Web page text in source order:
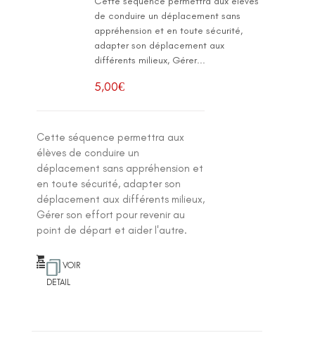
de conduire un déplacement sans
appréhension et en toute sécurité,
adapter son déplacement aux
différents milieux, Gérer...
5,00€
Cette séquence permettra aux
élèves de conduire un
déplacement sans appréhension et
en toute sécurité, adapter son
déplacement aux différents milieux,
Gérer son effort pour revenir au
point de départ et aider l'autre.
VOIR
DETAIL